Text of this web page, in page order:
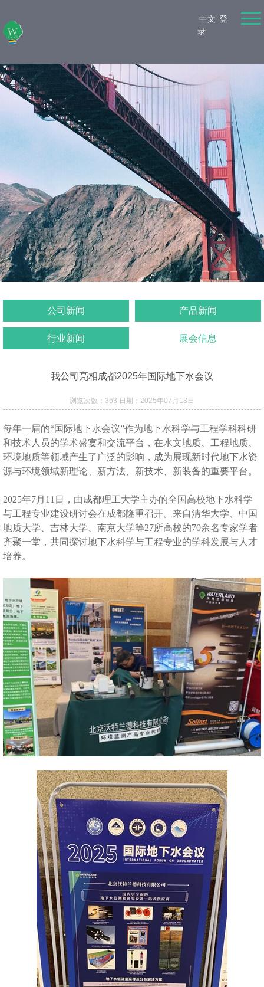
中文 登
录
公司新闻 产品新闻
行业新闻 展会信息
我公司亮相成都2025年国际地下水会议
浏览次数：363 日期：2025年07月13日
每年一届的“国际地下水会议”作为地下水科学与工程学科科研
和技术人员的学术盛宴和交流平台，在水文地质、工程地质、
环境地质等领域产生了广泛的影响，成为展现新时代地下水资
源与环境领域新理论、新方法、新技术、新装备的重要平台。
2025年7月 11 日，由成都理工大学主办的全国高校地下水科学
与工程专业建设研讨会在成都隆重召开。来自清华大学、中国
地质大学、吉林大学、南京大学等27所高校的70余名专家学者
齐聚一堂，共同探讨地下水科学与工程专业的学科发展与人才
培养。